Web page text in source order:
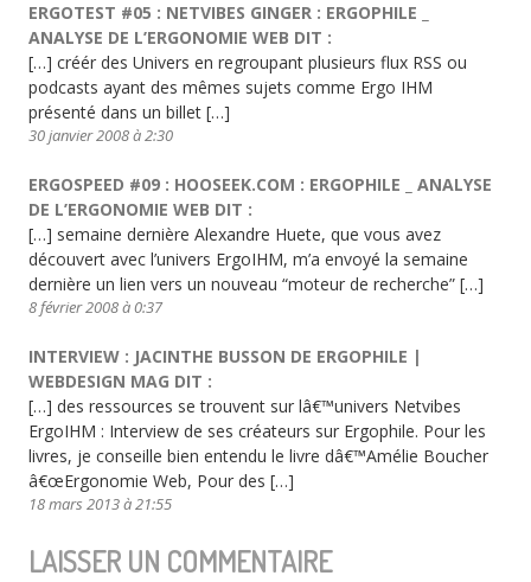
ERGOTEST #05 : NETVIBES GINGER : ERGOPHILE _
ANALYSE DE L’ERGONOMIE WEB DIT :
[…] créér des Univers en regroupant plusieurs flux RSS ou
podcasts ayant des mêmes sujets comme Ergo IHM
présenté dans un billet […]
30 janvier 2008 à 2:30
ERGOSPEED #09 : HOOSEEK.COM : ERGOPHILE _ ANALYSE
DE L’ERGONOMIE WEB DIT :
[…] semaine dernière Alexandre Huete, que vous avez
découvert avec l’univers ErgoIHM, m’a envoyé la semaine
dernière un lien vers un nouveau “moteur de recherche” […]
8 février 2008 à 0:37
INTERVIEW : JACINTHE BUSSON DE ERGOPHILE |
WEBDESIGN MAG DIT :
[…] des ressources se trouvent sur lâ€™univers Netvibes
ErgoIHM : Interview de ses créateurs sur Ergophile. Pour les
livres, je conseille bien entendu le livre dâ€™Amélie Boucher
â€œErgonomie Web, Pour des […]
18 mars 2013 à 21:55
LAISSER UN COMMENTAIRE